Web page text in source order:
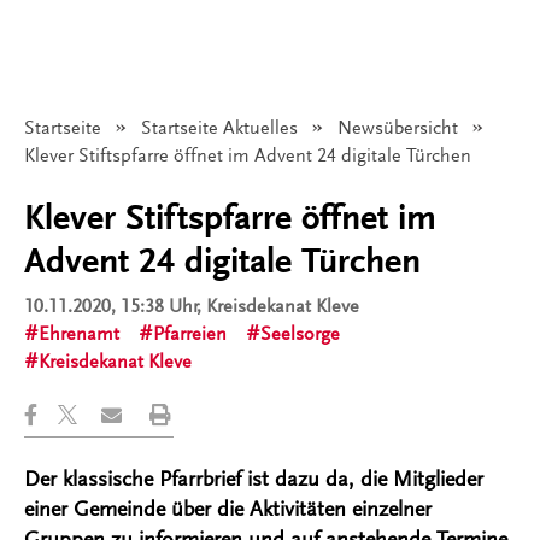
Startseite Startseite Aktuelles
Newsübersicht
Angezeigt:
Klever Stiftspfarre öffnet im Advent 24 digitale Türchen
Klever Stiftspfarre öffnet im
Advent 24 digitale Türchen
10.11.2020, 15:38 Uhr, Kreisdekanat Kleve
Ehrenamt
Pfarreien
Seelsorge
Kreisdekanat Kleve
Der klassische Pfarrbrief ist dazu da, die Mitglieder
einer Gemeinde über die Aktivitäten einzelner